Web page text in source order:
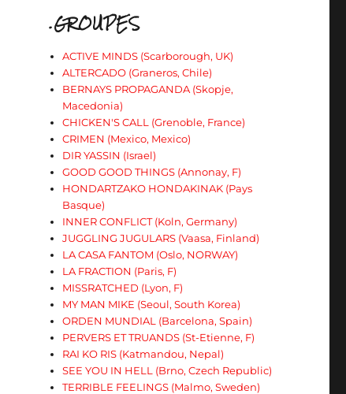
.GROUPES
ACTIVE MINDS (Scarborough, UK)
ALTERCADO (Graneros, Chile)
BERNAYS PROPAGANDA (Skopje,
Macedonia)
CHICKEN'S CALL (Grenoble, France)
CRIMEN (Mexico, Mexico)
DIR YASSIN (Israel)
GOOD GOOD THINGS (Annonay, F)
HONDARTZAKO HONDAKINAK (Pays
Basque)
INNER CONFLICT (Koln, Germany)
JUGGLING JUGULARS (Vaasa, Finland)
LA CASA FANTOM (Oslo, NORWAY)
LA FRACTION (Paris, F)
MISSRATCHED (Lyon, F)
MY MAN MIKE (Seoul, South Korea)
ORDEN MUNDIAL (Barcelona, Spain)
PERVERS ET TRUANDS (St-Etienne, F)
RAI KO RIS (Katmandou, Nepal)
SEE YOU IN HELL (Brno, Czech Republic)
TERRIBLE FEELINGS (Malmo, Sweden)